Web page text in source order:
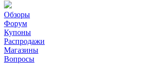
Обзоры
Форум
Купоны
Распродажи
Магазины
Вопросы